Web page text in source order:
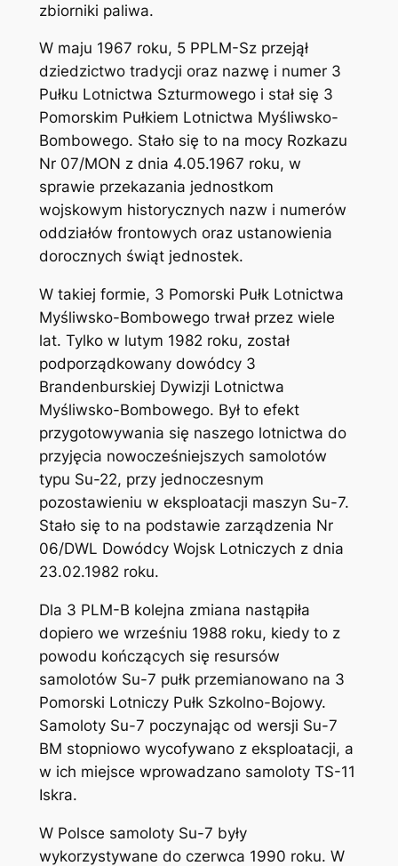
zbiorniki paliwa.
W maju 1967 roku, 5 PPLM-Sz przejął
dziedzictwo tradycji oraz nazwę i numer 3
Pułku Lotnictwa Szturmowego i stał się 3
Pomorskim Pułkiem Lotnictwa Myśliwsko-
Bombowego. Stało się to na mocy Rozkazu
Nr 07/MON z dnia 4.05.1967 roku, w
sprawie przekazania jednostkom
wojskowym historycznych nazw i numerów
oddziałów frontowych oraz ustanowienia
dorocznych świąt jednostek.
W takiej formie, 3 Pomorski Pułk Lotnictwa
Myśliwsko-Bombowego trwał przez wiele
lat. Tylko w lutym 1982 roku, został
podporządkowany dowódcy 3
Brandenburskiej Dywizji Lotnictwa
Myśliwsko-Bombowego. Był to efekt
przygotowywania się naszego lotnictwa do
przyjęcia nowocześniejszych samolotów
typu Su-22, przy jednoczesnym
pozostawieniu w eksploatacji maszyn Su-7.
Stało się to na podstawie zarządzenia Nr
06/DWL Dowódcy Wojsk Lotniczych z dnia
23.02.1982 roku.
Dla 3 PLM-B kolejna zmiana nastąpiła
dopiero we wrześniu 1988 roku, kiedy to z
powodu kończących się resursów
samolotów Su-7 pułk przemianowano na 3
Pomorski Lotniczy Pułk Szkolno-Bojowy.
Samoloty Su-7 poczynając od wersji Su-7
BM stopniowo wycofywano z eksploatacji, a
w ich miejsce wprowadzano samoloty TS-11
Iskra.
W Polsce samoloty Su-7 były
wykorzystywane do czerwca 1990 roku. W